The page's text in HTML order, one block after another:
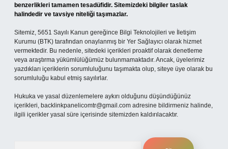
benzerlikleri tamamen tesadüfidir. Sitemizdeki bilgiler taslak
halindedir ve tavsiye niteliği taşımazlar.
Sitemiz, 5651 Sayılı Kanun gereğince Bilgi Teknolojileri ve İletişim
Kurumu (BTK) tarafından onaylanmış bir Yer Sağlayıcı olarak hizmet
vermektedir. Bu nedenle, sitedeki içerikleri proaktif olarak denetleme
veya araştırma yükümlülüğümüz bulunmamaktadır. Ancak, üyelerimiz
yazdıkları içeriklerin sorumluluğunu taşımakta olup, siteye üye olarak bu
sorumluluğu kabul etmiş sayılırlar.
Hukuka ve yasal düzenlemelere aykırı olduğunu düşündüğünüz
içerikleri, backlinkpanelicomtr@gmail.com adresine bildirmeniz halinde,
ilgili içerikler yasal süre içerisinde sitemizden kaldırılacaktır.